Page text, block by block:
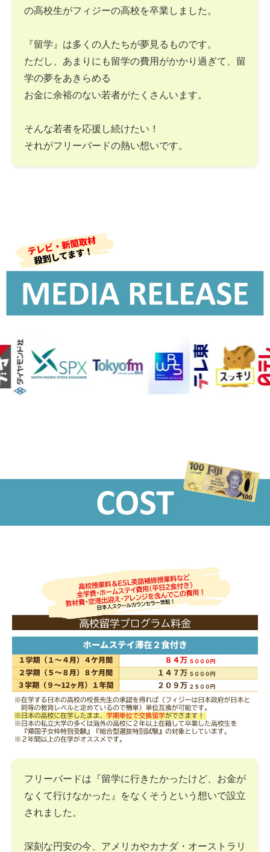
の高校生がフィジーの高校を卒業しました。
『留学』は多くの人たちが夢見るものです。
ただし、あまりにも留学の費用がかかり過ぎて、留
学の夢をあきらめる
お金に余裕のない若者がたくさんいます。
そんな若者を応援し続けたい！
それがフリーバードの熱い想いです。
フリーバードは『留学に行きたかったけど、お金が
なくて行けなかった』をなくそうという想いで設立
されました。
深刻な円安の今、アメリカやカナダ・オーストラリ